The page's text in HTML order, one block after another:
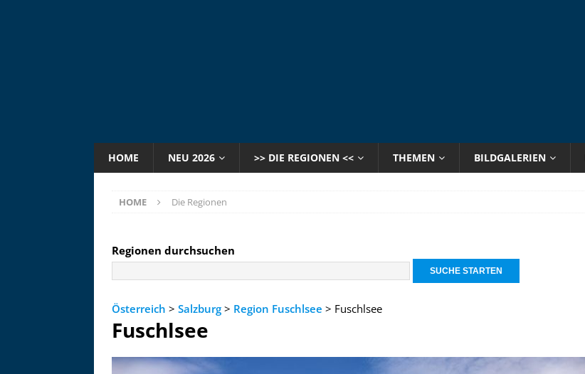
HOME NEU 2026 >> DIE REGIONEN << THEMEN BILDGALERIEN
HOME Die Regionen
Regionen durchsuchen
Österreich > Salzburg > Region Fuschlsee > Fuschlsee
Fuschlsee